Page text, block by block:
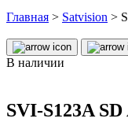
Главная > Satvision >
В наличии
SVI-S123A